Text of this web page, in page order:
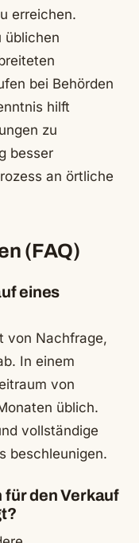
erreichen.
üblichen
bei Behörden
hilft
zu
besser
an örtliche
(FAQ)
eines
von Nachfrage,
In einem
von
üblich.
vollständige
beschleunigen.
für den Verkauf